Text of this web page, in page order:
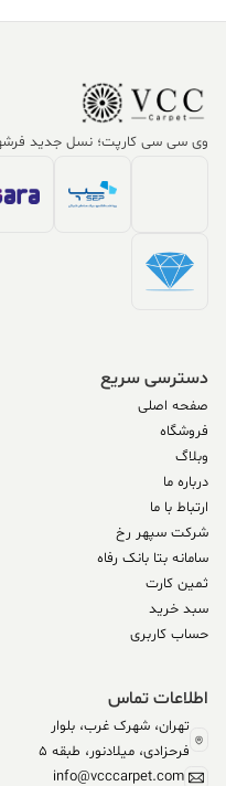
وی سی سی کارپت؛ نسل جدید
دسترسی سریع
صفحه اصلی
فروشگاه
وبلاگ
درباره ما
ارتباط با ما
شرکت سپهر رخ
سامانه بتا بانک رفاه
ثمین کارت
سبد خرید
حساب کاربری
اطلاعات تماس
تهران، شهرک غرب، بلوار
فرحزادی، میلادنور، طبقه 5
info@vcccarpet.com